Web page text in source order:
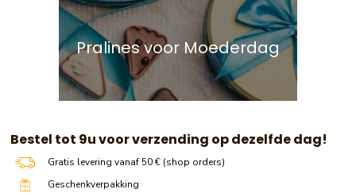
Pralines voor Moederdag
​​ Bestel tot 9u voor verzending op dezelfde dag!
Gratis levering vanaf 50 € (shop orders)
Geschenkverpakking